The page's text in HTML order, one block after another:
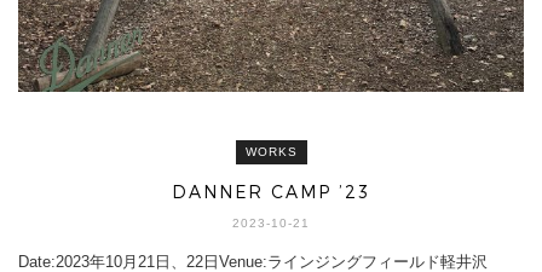
WORKS
DANNER CAMP ’23
2023-10-21
Date:2023年10月21日、22日Venue:ラインジングフィールド軽井沢